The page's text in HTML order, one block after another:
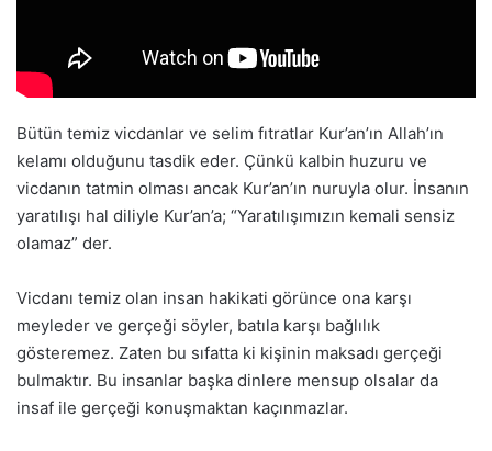
Bütün temiz vicdanlar ve selim fıtratlar Kur’an’ın Allah’ın
kelamı olduğunu tasdik eder. Çünkü kalbin huzuru ve
vicdanın tatmin olması ancak Kur’an’ın nuruyla olur. İnsanın
yaratılışı hal diliyle Kur’an’a; “Yaratılışımızın kemali sensiz
olamaz” der.
Vicdanı temiz olan insan hakikati görünce ona karşı
meyleder ve gerçeği söyler, batıla karşı bağlılık
gösteremez. Zaten bu sıfatta ki kişinin maksadı gerçeği
bulmaktır. Bu insanlar başka dinlere mensup olsalar da
insaf ile gerçeği konuşmaktan kaçınmazlar.